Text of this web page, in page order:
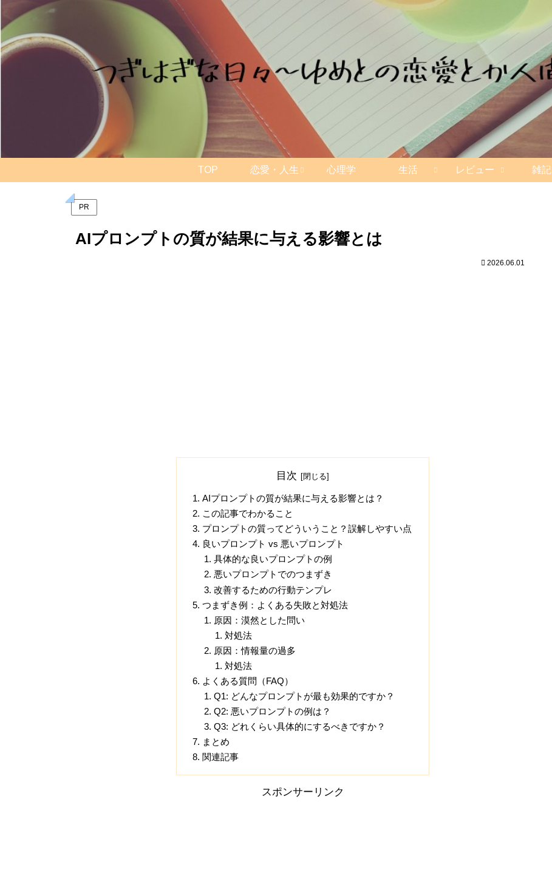
TOP 恋愛・人生 心理学 生活 レビュー 雑記
PR
AIプロンプトの質が結果に与える影響とは
2026.06.01
目次
AIプロンプトの質が結果に与える影響とは？
この記事でわかること
プロンプトの質ってどういうこと？誤解しやすい点
良いプロンプト vs 悪いプロンプト
具体的な良いプロンプトの例
悪いプロンプトでのつまずき
改善するための行動テンプレ
つまずき例：よくある失敗と対処法
原因：漠然とした問い
対処法
原因：情報量の過多
対処法
よくある質問（FAQ）
Q1: どんなプロンプトが最も効果的ですか？
Q2: 悪いプロンプトの例は？
Q3: どれくらい具体的にするべきですか？
まとめ
関連記事
スポンサーリンク